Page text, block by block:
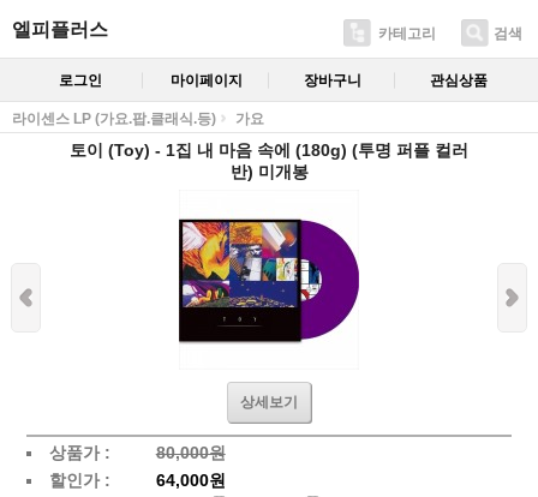
엘피플러스 카테고리 검색
로그인 마이페이지 장바구니 관심상품
라이센스 LP (가요.팝.클래식.등) 가요
토이 (Toy) - 1집 내 마음 속에 (180g) (투명 퍼플 컬러
반) 미개봉
상세보기
상품가 :
80,000원
할인가 :
64,000원